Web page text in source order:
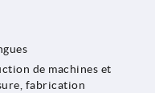
de machines et
fabrication